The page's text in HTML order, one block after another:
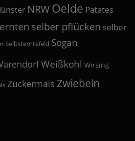
NRW Oelde Patates
selber pflücken selber
Selbsterntefeld Sogan
Weißkohl Wirsing
Zuckermais Zwiebeln